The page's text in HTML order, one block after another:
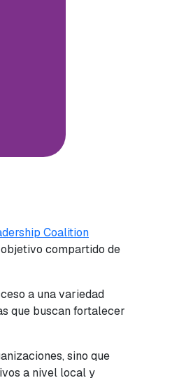
Coalition
compartido de
a una variedad
que buscan fortalecer
sino que
a nivel local y